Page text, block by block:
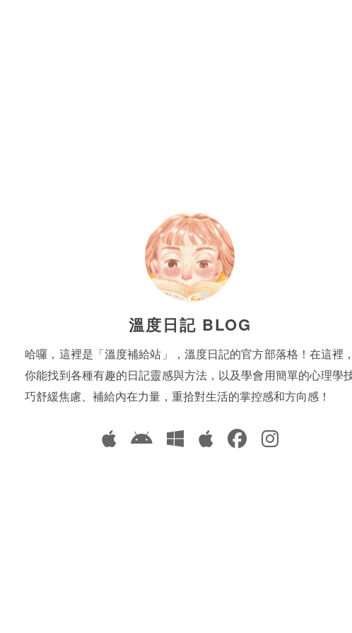
溫度日記 BLOG
哈囉，這裡是「溫度補給站」，溫度日記的官方部落格！在這裡，
你能找到各種有趣的日記靈感與方法，以及學會用簡單的心理學
巧舒緩焦慮、補給內在力量，重拾對生活的掌控感和方向感！